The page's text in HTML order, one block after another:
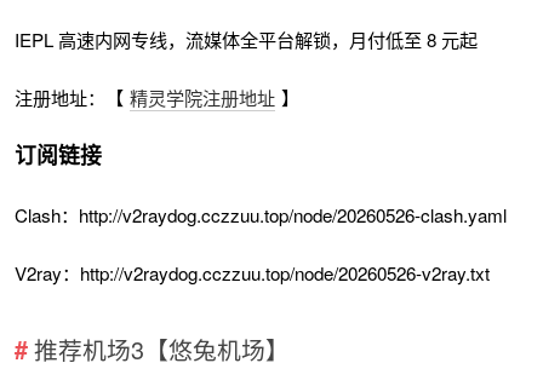
IEPL 高速内网专线，流媒体全平台解锁，月付低至 8 元起
注册地址：【 精灵学院注册地址 】
订阅链接
Clash：http://v2raydog.cczzuu.top/node/20260526-clash.yaml
V2ray：http://v2raydog.cczzuu.top/node/20260526-v2ray.txt
推荐机场3【悠兔机场】